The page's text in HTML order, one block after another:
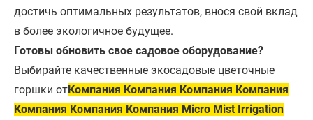
достичь оптимальных результатов, внося свой вклад
в более экологичное будущее.
Готовы обновить свое садовое оборудование?
Выбирайте качественные экосадовые цветочные
горшки отКомпания Компания Компания Компания
Компания Компания Компания Micro Mist Irrigation